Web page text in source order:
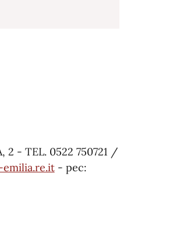
2 - TEL. 0522 750721 /
emilia.re.it- pec: